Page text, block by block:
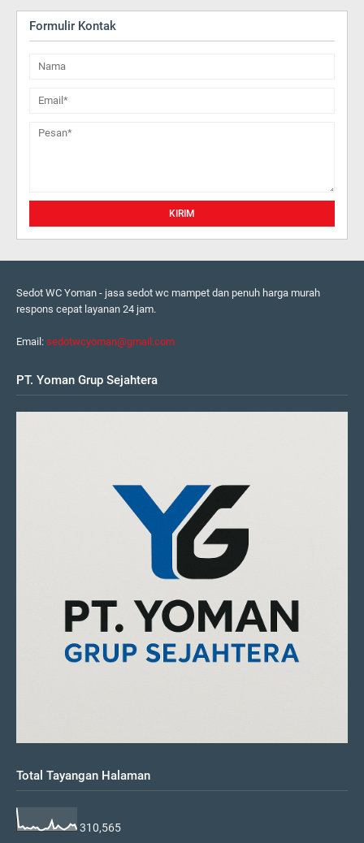
Formulir Kontak
Sedot WC Yoman - jasa sedot wc mampet dan penuh harga murah
respons cepat layanan 24 jam.
Email: sedotwcyoman@gmail.com
PT. Yoman Grup Sejahtera
Total Tayangan Halaman
310,565